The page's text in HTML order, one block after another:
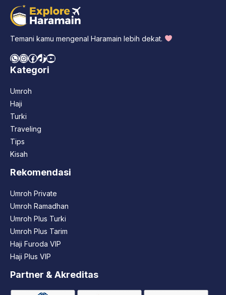
Temani kamu mengenal Haramain lebih dekat.
WhatsApp
Instagram
Facebook
TikTok
YouTube
Kategori
Umroh
Haji
Turki
Traveling
Tips
Kisah
Rekomendasi
Umroh Private
Umroh Ramadhan
Umroh Plus Turki
Umroh Plus Tarim
Haji Furoda VIP
Haji Plus VIP
Partner & Akreditas